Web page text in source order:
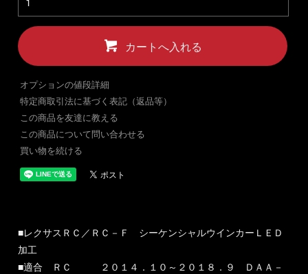
カートへ入れる
オプションの値段詳細
特定商取引法に基づく表記（返品等）
この商品を友達に教える
この商品について問い合わせる
買い物を続ける
■レクサスＲＣ／ＲＣ－Ｆ シーケンシャルウインカーＬＥＤ
加工
■適合 ＲＣ ２０１４．１０～２０１８．９ ＤＡＡ－